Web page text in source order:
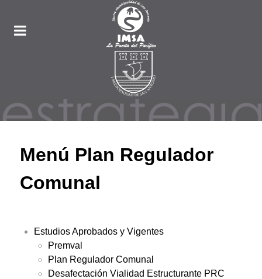
Menú Plan Regulador
Comunal
Estudios Aprobados y Vigentes
Premval
Plan Regulador Comunal
Desafectación Vialidad Estructurante PRC